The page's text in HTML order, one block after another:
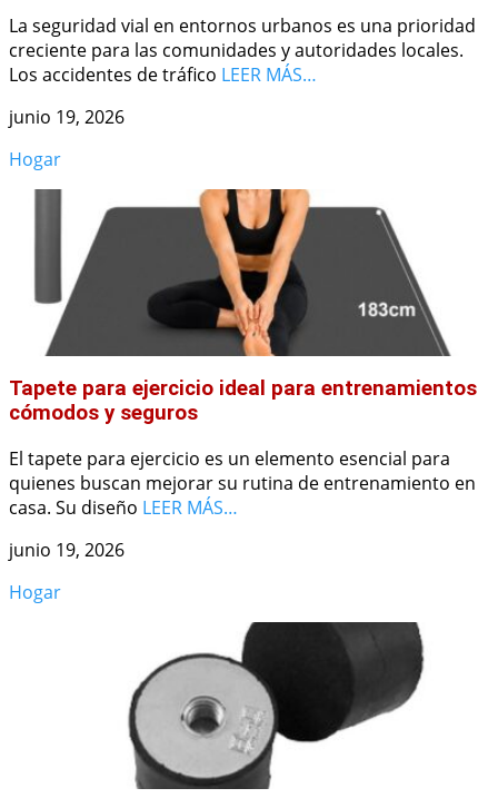
La seguridad vial en entornos urbanos es una prioridad
creciente para las comunidades y autoridades locales.
Los accidentes de tráfico LEER MÁS…
junio 19, 2026
Hogar
Tapete para ejercicio ideal para entrenamientos
cómodos y seguros
El tapete para ejercicio es un elemento esencial para
quienes buscan mejorar su rutina de entrenamiento en
casa. Su diseño LEER MÁS…
junio 19, 2026
Hogar